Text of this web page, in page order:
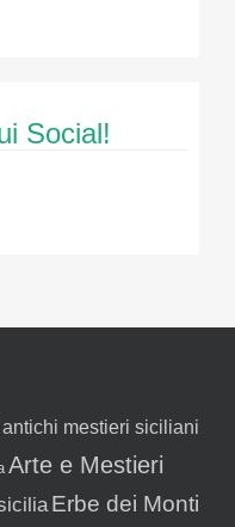
Social!
antichi mestieri siciliani
Arte e Mestieri
Erbe dei Monti